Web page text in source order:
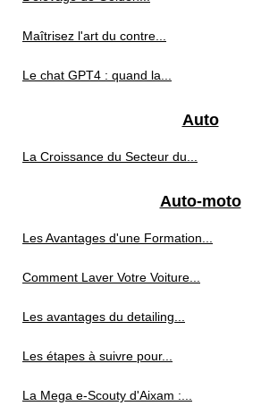
Maîtrisez l'art du contre...
Le chat GPT4 : quand la...
Auto
La Croissance du Secteur du...
Auto-moto
Les Avantages d'une Formation...
Comment Laver Votre Voiture...
Les avantages du detailing...
Les étapes à suivre pour...
La Mega e-Scouty d'Aixam :...